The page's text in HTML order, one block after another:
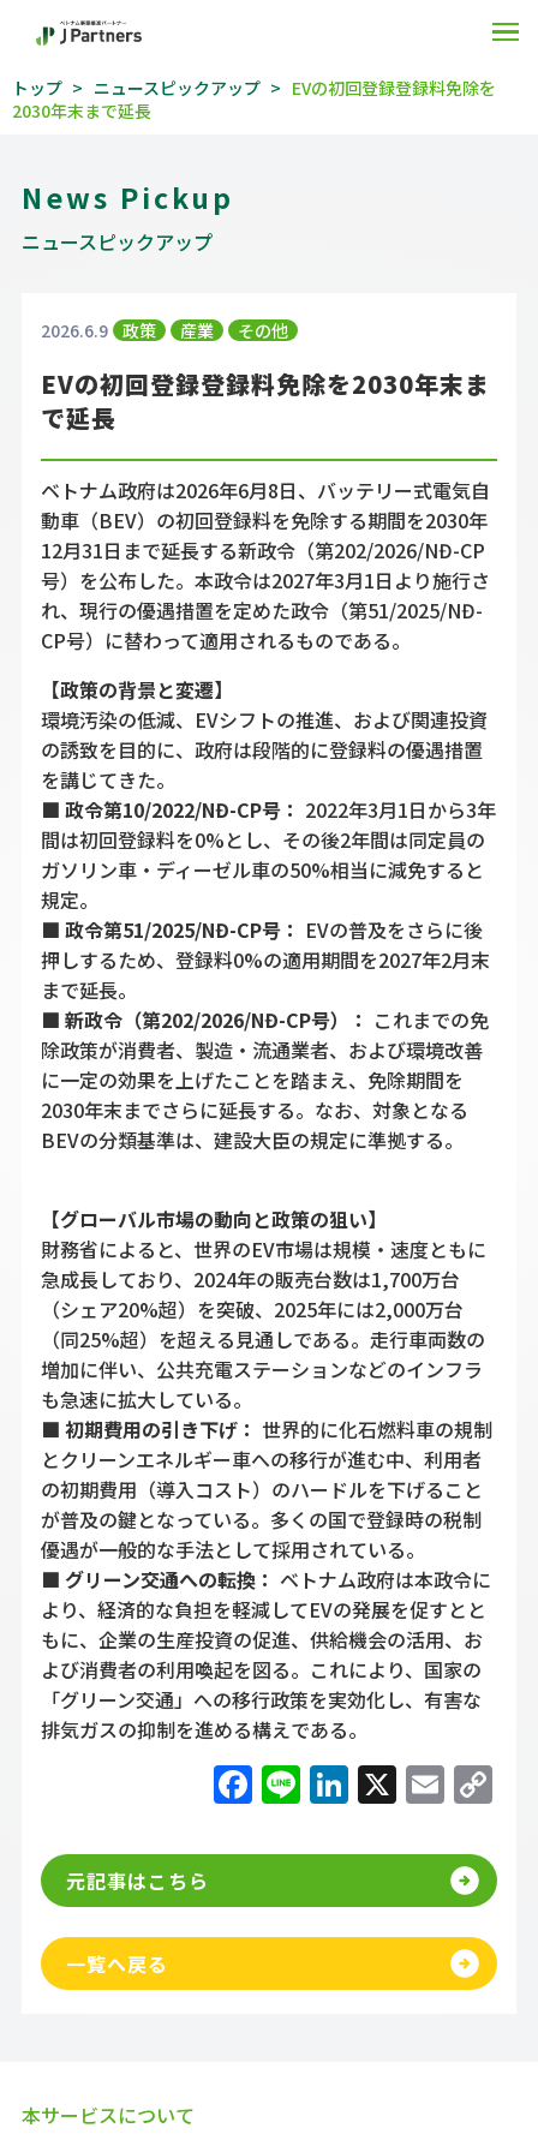
トップ ニュースピックアップ
EVの初回登録登録料免除を
2030年末まで延長
News Pickup
ニュースピックアップ
2026.6.9 政策 産業 その他
EVの初回登録登録料免除を2030年末ま
で延長
ベトナム政府は2026年6月8日、バッテリー式電気自
動車（BEV）の初回登録料を免除する期間を2030年
12月31日まで延長する新政令（第202/2026/NĐ-CP
号）を公布した。本政令は2027年3月1日より施行さ
れ、現行の優遇措置を定めた政令（第51/2025/NĐ-
CP号）に替わって適用されるものである。
【政策の背景と変遷】
環境汚染の低減、EVシフトの推進、および関連投資
の誘致を目的に、政府は段階的に登録料の優遇措置
を講じてきた。
■ 政令第10/2022/NĐ-CP号： 2022年3月1日から3年
間は初回登録料を0%とし、その後2年間は同定員の
ガソリン車・ディーゼル車の50%相当に減免すると
規定。
■ 政令第51/2025/NĐ-CP号： EVの普及をさらに後
押しするため、登録料0%の適用期間を2027年2月末
まで延長。
■ 新政令（第202/2026/NĐ-CP号）： これまでの免
除政策が消費者、製造・流通業者、および環境改善
に一定の効果を上げたことを踏まえ、免除期間を
2030年末までさらに延長する。なお、対象となる
BEVの分類基準は、建設大臣の規定に準拠する。
【グローバル市場の動向と政策の狙い】
財務省によると、世界のEV市場は規模・速度ともに
急成長しており、2024年の販売台数は1,700万台
（シェア20%超）を突破、2025年には2,000万台
（同25%超）を超える見通しである。走行車両数の
増加に伴い、公共充電ステーションなどのインフラ
も急速に拡大している。
■ 初期費用の引き下げ： 世界的に化石燃料車の規制
とクリーンエネルギー車への移行が進む中、利用者
の初期費用（導入コスト）のハードルを下げること
が普及の鍵となっている。多くの国で登録時の税制
優遇が一般的な手法として採用されている。
■ グリーン交通への転換： ベトナム政府は本政令に
より、経済的な負担を軽減してEVの発展を促すとと
もに、企業の生産投資の促進、供給機会の活用、お
よび消費者の利用喚起を図る。これにより、国家の
「グリーン交通」への移行政策を実効化し、有害な
排気ガスの抑制を進める構えである。
Facebook
LineLinkedIn
X
元記事はこちら
一覧へ戻る
本サービスについて